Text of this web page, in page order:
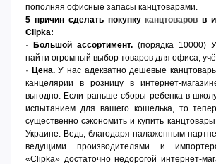
пополняя офисные запасы канцтоварами.
5 причин сделать покупкуканцтоваров в
Clipka:
·
Большой ассортимент. (порядка 10000)
найти огромный выбор товаров для офиса,
· Цена. У нас адекватно дешевые
канцелярии в розницу в интернет-
выгодно. Если раньше сборы ребенка в
испытанием для вашего кошелька, то
существенно сэкономить и купить
Украине. Ведь, благодаря налаженным
ведущими производителями и
«Clipka» достаточно недорогой интернет-